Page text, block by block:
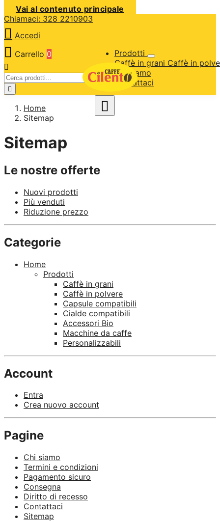
Vai al contenuto principale
Chiamaci: 328 2210903
 Accedi
 Carrello 0
Prodotti
Caffè in grani Caffè in
Chi siamo
Contattaci



Home
Sitemap
Sitemap
Le nostre offerte
Nuovi prodotti
Più venduti
Riduzione prezzo
Categorie
Home
Prodotti
Caffè in grani
Caffè in polvere
Capsule compatibili
Cialde compatibili
Accessori Bio
Macchine da caffe
Personalizzabili
Account
Entra
Crea nuovo account
Pagine
Chi siamo
Termini e condizioni
Pagamento sicuro
Consegna
Diritto di recesso
Contattaci
Sitemap